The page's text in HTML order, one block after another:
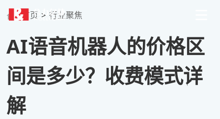
首页 > 行业聚焦
AI语音机器人的价格区
间是多少？收费模式详
解